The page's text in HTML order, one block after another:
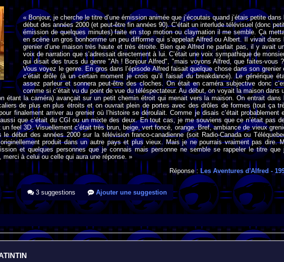
« Bonjour, je cherche le titre d’une émission animée que j’écoutais quand j’étais petite dans
début des années 2000 (et peut-être fin années 90). C’était un interlude télévisuel (donc
émission de quelques minutes) faite en stop motion ou claymation il me semble. Ça
en scène un gros bonhomme un peu difforme qui s’appelait Alfred ou Albert. Il vivait dans
grenier d’une maison très haute et très étroite. Bien que Alfred ne parlait pas, il y avait
voix de narration que s’adressait directement à lui. C’était une voix sympathique de
qui disait des trucs du genre "Ah ! Bonjour Alfred", "mais voyons Alfred, que faites-vous
Vous voyez le genre. En gros dans l’épisode Alfred faisait quelque chose dans son grenier
c’était drôle (à un certain moment je crois qu’il faisait du breakdance). Le générique
assez parleur et sonnera peut-être des cloches. On était en caméra subjective donc
comme si c’était vu du point de vue du téléspectateur. Au début, on voyait la maison dans
étant la caméra) avançait sur un petit chemin étroit qui menait vers la maison. On entrait dans
de plus en plus étroits et on ouvrait plein de portes avec des drôles de formes (tout ça
finalement arriver au grenier où l’histoire se déroulait. Comme je disais c’était probablement
que c’était du CGI ou un mixte des deux. En tout cas, je me souviens que ce n’était pas
feel 3D. Visuellement c’était très brun, beige, vert foncé, orange. Bref, ambiance de vieux
le début des années 2000 sur la télévision franco-canadienne (soit Radio-Canada ou
produit dans un autre pays et plus vieux. Mais je ne pourrais vraiment pas dire.
et quelques personnes que je connais mais personne ne semble se rappeler le titre que
à celui ou celle qui aura une réponse. »
Réponse :Les Aventures d'Alfred -
3 suggestions Ajouter une suggestion